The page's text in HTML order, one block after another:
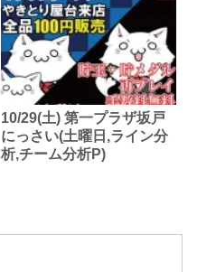
10/29(土) 第一プラザ坂戸
にっさい(土曜日,ライン分
析,チーム分析P)